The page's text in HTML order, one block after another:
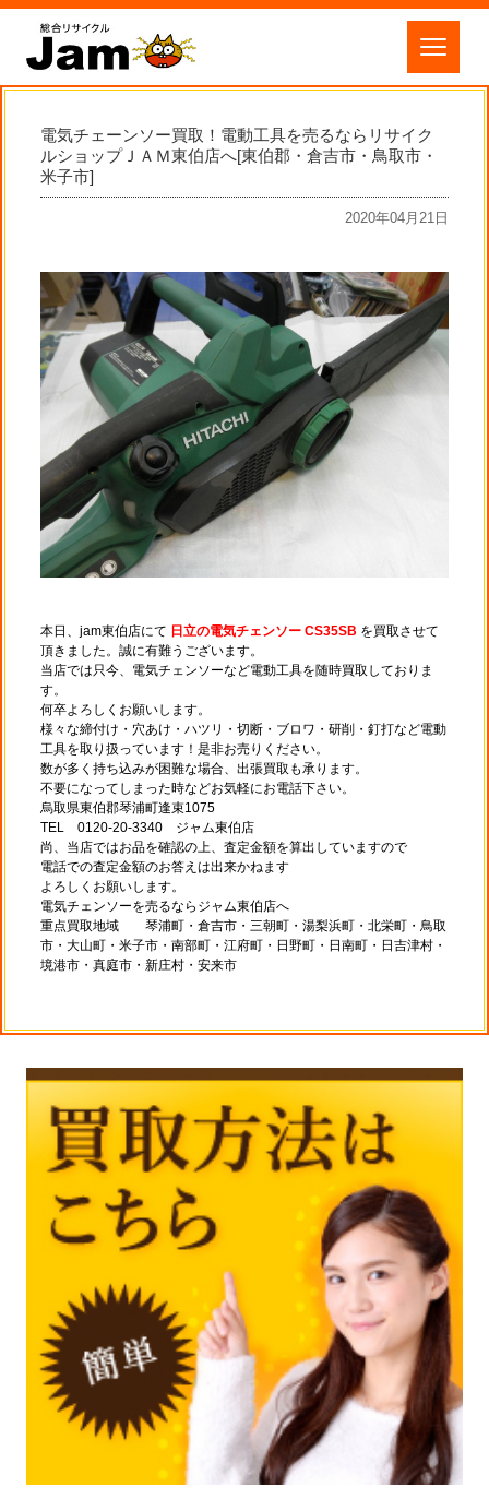
電気チェーンソー買取！電動工具を売るならリサイク
ルショップＪＡＭ東伯店へ[東伯郡・倉吉市・鳥取市・
米子市]
2020年04月21日
本日、jam東伯店にて 日立の電気チェンソー CS35SB を買取させて
頂きました。誠に有難うございます。
当店では只今、電気チェンソーなど電動工具を随時買取しておりま
す。
何卒よろしくお願いします。
様々な締付け・穴あけ・ハツリ・切断・ブロワ・研削・釘打など電動
工具を取り扱っています！是非お売りください。
数が多く持ち込みが困難な場合、出張買取も承ります。
不要になってしまった時などお気軽にお電話下さい。
烏取県東伯郡琴浦町逢束1075
TEL 0120-20-3340 ジャム東伯店
尚、当店ではお品を確認の上、査定金額を算出していますので
電話での査定金額のお答えは出来かねます
よろしくお願いします。
電気チェンソーを売るならジャム東伯店へ
重点買取地域 琴浦町・倉吉市・三朝町・湯梨浜町・北栄町・鳥取
市・大山町・米子市・南部町・江府町・日野町・日南町・日吉津村・
境港市・真庭市・新庄村・安来市